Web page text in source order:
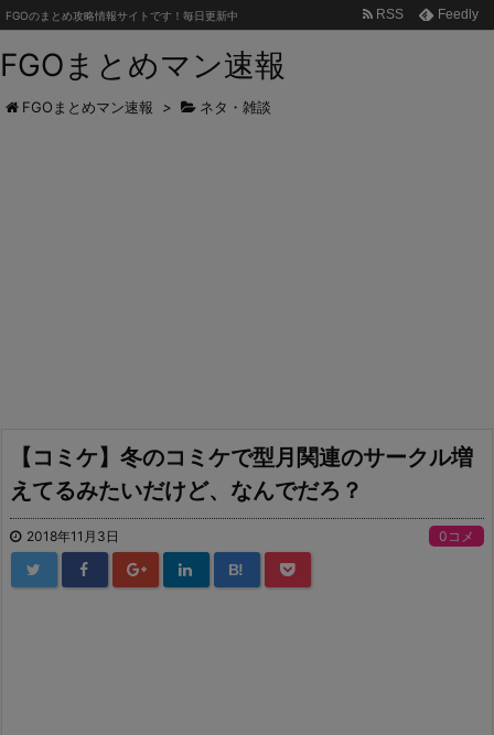
FGOまとめマン速報
FGOのまとめ攻略情報サイトです！毎日更新中 RSS Feedly
FGOまとめマン速報 > ネタ・雑談
【コミケ】冬のコミケで型月関連のサークル増
えてるみたいだけど、なんでだろ？
2018年11月3日 0コメ
B!